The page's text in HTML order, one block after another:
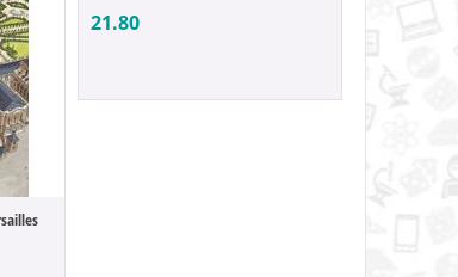
21.80
Lefranc (T32)